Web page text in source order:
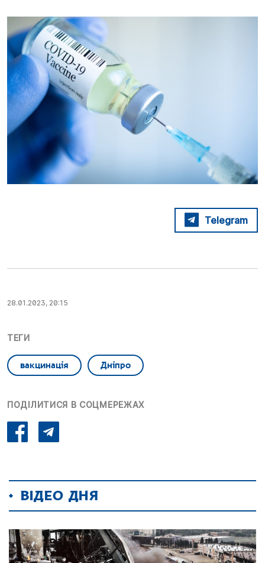
Telegram
28.01.2023, 20:15
ТЕГИ
вакцинація Дніпро
ПОДІЛИТИСЯ В СОЦМЕРЕЖАХ
ВІДЕО ДНЯ